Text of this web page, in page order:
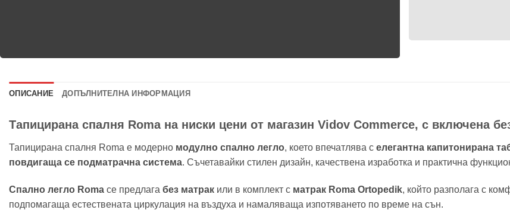
ОПИСАНИЕ ДОПЪЛНИТЕЛНА ИНФОРМАЦИЯ
Тапицирана спалня Roma на ниски цени от магазин Vidov Commerce, с включена
Тапицирана спалня Roma е модерно модулно спално легло, което впечатлява с елегантна капитонирана
повдигаща се подматрачна система. Съчетавайки стилен дизайн, качествена изработка и практична
Спално легло Roma се предлага без матрак или в комплект с матрак Roma Ortopedik, който разполага с
подпомагаща естествената циркулация на въздуха и намаляваща изпотяването по време на сън.